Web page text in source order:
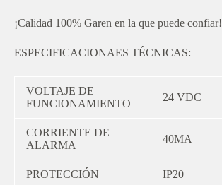
¡Calidad 100% Garen en la que puede confiar!
ESPECIFICACIONAES TÉCNICAS:
VOLTAJE DE
FUNCIONAMIENTO
24 VDC
CORRIENTE DE
ALARMA
40MA
PROTECCIÓN IP20